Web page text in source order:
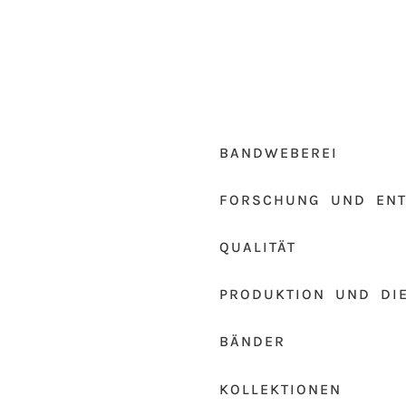
BANDWEBEREI
FORSCHUNG UND
QUALITÄT
PRODUKTION UND
BÄNDER
KOLLEKTIONEN